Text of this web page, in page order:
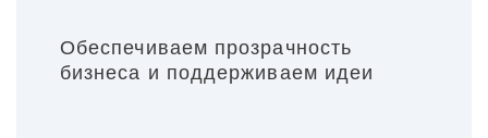
Обеспечиваем прозрачность
бизнеса и поддерживаем идеи